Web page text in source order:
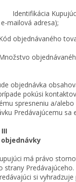
Identifikácia
mailová adresa);
objednávaného
objednávka
pokúsi
spresneniu a/
Predávajúcemu sa
má právo
strany Predávajúceho.
si